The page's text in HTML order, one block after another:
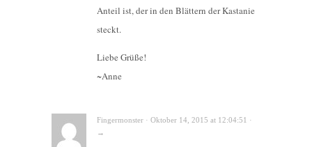
Anteil ist, der in den Blättern der Kastanie
steckt.
Liebe Grüße!
~Anne
Fingermonster · Oktober 14, 2015 at 12:04:51 ·
→